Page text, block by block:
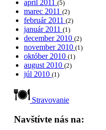
apríl 2011 (5)
marec 2011 (2)
február 2011 (2)
január 2011 (1)
december 2010 (2)
november 2010 (1)
október 2010 (1)
august 2010 (2)
júl 2010 (1)
Stravovanie
Navštívte nás na: